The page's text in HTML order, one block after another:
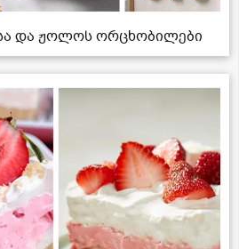
და ჟოლოს ორცხობილები